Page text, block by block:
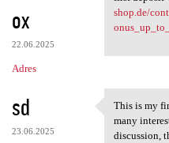
ox
22.06.2025
Adres
shop.de/
sd
23.06.2025
This is my
This is my
many
discussion,